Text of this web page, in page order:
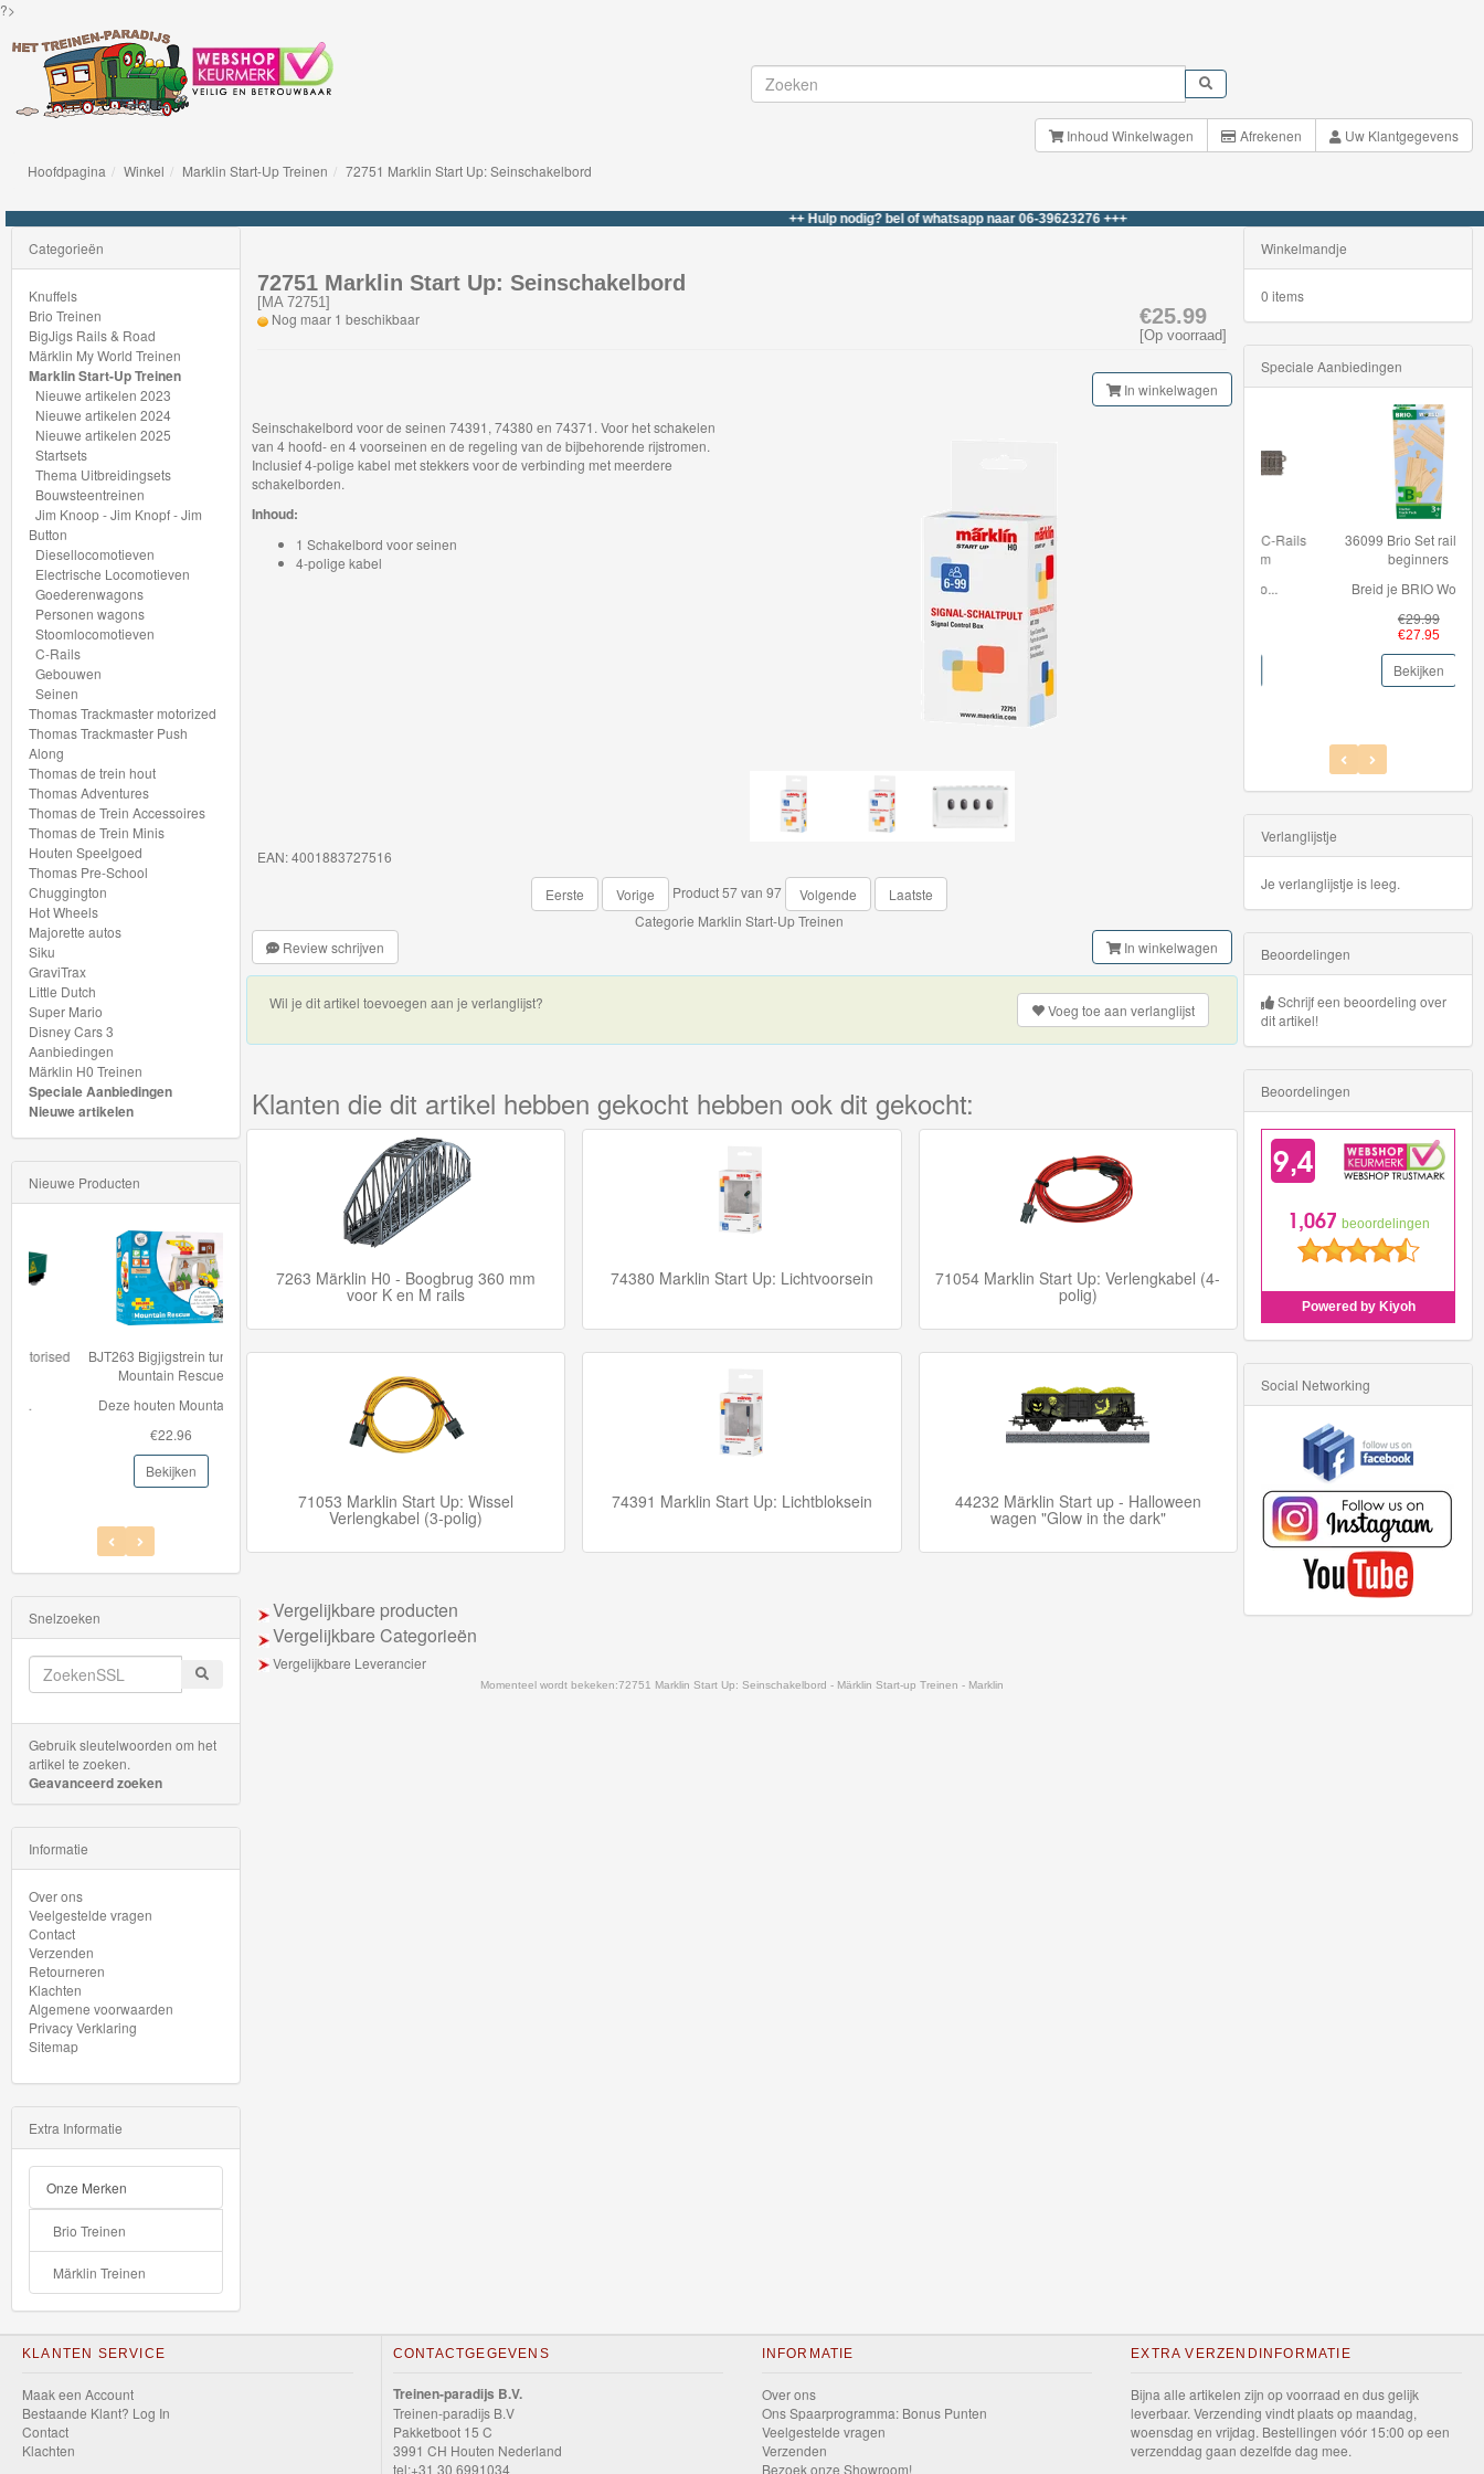
?>
Brio
Treinen
BigJigs
Rails
&
Road
Märklin
My
World
Treinen
Marklin
Start-
Up
Treinen
Nieuwe
artikelen
2023
Nieuwe
artikelen
2024
Nieuwe
artikelen
2025
Startsets
Thema
Uitbreidingsets
Bouwsteentreinen
Jim
-
Diesellocomotieven
Electrische
Locomotieven
Goederenwagons
Personen
wagons
Stoomlocomotieven
C-
Rails
Gebouwen
Seinen
Thomas
Trackmaster
motorized
Thomas
Trackmaster
Push
Along
Thomas
trein
hout
Inhoud Winkelwagen Afrekenen
Uw Klantgegevens
Hoofdpagina
Winkel Marklin Start-Up Treinen 72751 Marklin Start Up: Seinschakelbord
++ Hulp nodig? bel of whatsapp naar 06-39623276 +++
€25.99
[Op voorraad]
72751 Marklin Start Up: Seinschakelbord
[MA 72751]
Nog maar 1 beschikbaar
In winkelwagen
Seinschakelbord voor de seinen 74391, 74380 en 74371. Voor het schakelen
van 4 hoofd- en 4 voorseinen en de regeling van de bijbehorende rijstromen.
Inclusief 4-polige kabel met stekkers voor de verbinding met meerdere
schakelborden.
Inhoud:
1 Schakelbord voor seinen
4-polige kabel
EAN: 4001883727516
Eerste
Vorige Product 57 van 97 Volgende
Laatste
Categorie Marklin Start-Up Treinen
Review schrijven
In winkelwagen
Wil je dit artikel toevoegen aan je verlanglijst? Voeg toe aan verlanglijst
Klanten die dit artikel hebben gekocht hebben ook dit gekocht:
7263 Märklin H0 - Boogbrug 360 mm
voor K en M rails
74380 Marklin Start Up: Lichtvoorsein 71054 Marklin Start Up: Verlengkabel (4-
polig)
71053 Marklin Start Up: Wissel
Verlengkabel (3-polig)
74391 Marklin Start Up: Lichtbloksein 44232 Märklin Start up - Halloween
wagen "Glow in the dark"
Vergelijkbare producten
Vergelijkbare Categorieën
Vergelijkbare Leverancier
Momenteel wordt bekeken:72751 Marklin Start Up: Seinschakelbord - Märklin Start-up Treinen - Marklin
Categorieën
Knuffels
Brio Treinen
BigJigs Rails & Road
Märklin My World Treinen
Marklin Start-Up Treinen
Nieuwe artikelen 2023
Nieuwe artikelen 2024
Nieuwe artikelen 2025
Startsets
Thema Uitbreidingsets
Bouwsteentreinen
Jim Knoop - Jim Knopf - Jim
Button
Diesellocomotieven
Electrische Locomotieven
Goederenwagons
Personen wagons
Stoomlocomotieven
C-Rails
Gebouwen
Seinen
Thomas Trackmaster motorized
Thomas Trackmaster Push
Along
Thomas de trein hout
Thomas Adventures
Thomas de Trein Accessoires
Thomas de Trein Minis
Houten Speelgoed
Thomas Pre-School
Chuggington
Hot Wheels
Majorette autos
Siku
GraviTrax
Little Dutch
Super Mario
Disney Cars 3
Aanbiedingen
Märklin H0 Treinen
Speciale Aanbiedingen
Nieuwe artikelen
Nieuwe Producten
BJT263 Bigjigstrein tunnel -
Mountain Rescue
Deze houten Mountain...
Bekijken
Snelzoeken
Gebruik sleutelwoorden om het
artikel te zoeken.
Geavanceerd zoeken
Informatie
Over ons
Veelgestelde vragen
Contact
Verzenden
Retourneren
Klachten
Algemene voorwaarden
Privacy Verklaring
Sitemap
Extra Informatie
Onze Merken
Brio Treinen
Märklin Treinen
Winkelmandje
0 items
Speciale Aanbiedingen
36099 Brio Set rails voor
beginners
Breid je BRIO World ...
Verlanglijstje
Je verlanglijstje is leeg.
Beoordelingen
Schrijf een beoordeling over
dit artikel!
Beoordelingen
Social Networking
KLANTEN SERVICE
Maak een Account
Bestaande Klant? Log In
Contact
Klachten
CONTACTGEGEVENS
Treinen-paradijs B.V.
Treinen-paradijs B.V
Pakketboot 15 C
3991 CH Houten Nederland
tel:+31 30 6991034
INFORMATIE
Over ons
Ons Spaarprogramma: Bonus Punten
Veelgestelde vragen
Verzenden
Bezoek onze Showroom!
EXTRA VERZENDINFORMATIE
Bijna alle artikelen zijn op voorraad en dus gelijk
leverbaar. Verzending vindt plaats op maandag,
woensdag en vrijdag. Bestellingen vóór 15:00 op een
verzenddag gaan dezelfde dag mee.